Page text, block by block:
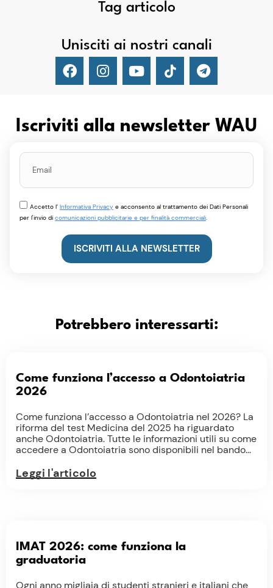
Tag articolo
Unisciti ai nostri canali
Iscriviti alla newsletter WAU
Accetto l’ Informativa Privacy e acconsento al trattamento dei Dati Personali
per l'invio di comunicazioni pubblicitarie e per finalità commerciali.
ISCRIVITI ALLA NEWSLETTER
Potrebbero interessarti:
Come funziona l’accesso a Odontoiatria
2026
Come funziona l’accesso a Odontoiatria nel 2026? La
riforma del test Medicina del 2025 ha riguardato
anche Odontoiatria. Tutte le informazioni utili su come
accedere a Odontoiatria sono disponibili nel bando...
Leggi l'articolo
IMAT 2026: come funziona la
graduatoria
Ogni anno migliaia di studenti stranieri e italiani che